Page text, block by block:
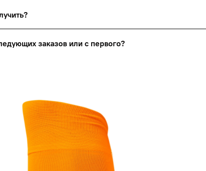
сумма всех
- сумма
- сумма
Опт 1
заказов или с первого?